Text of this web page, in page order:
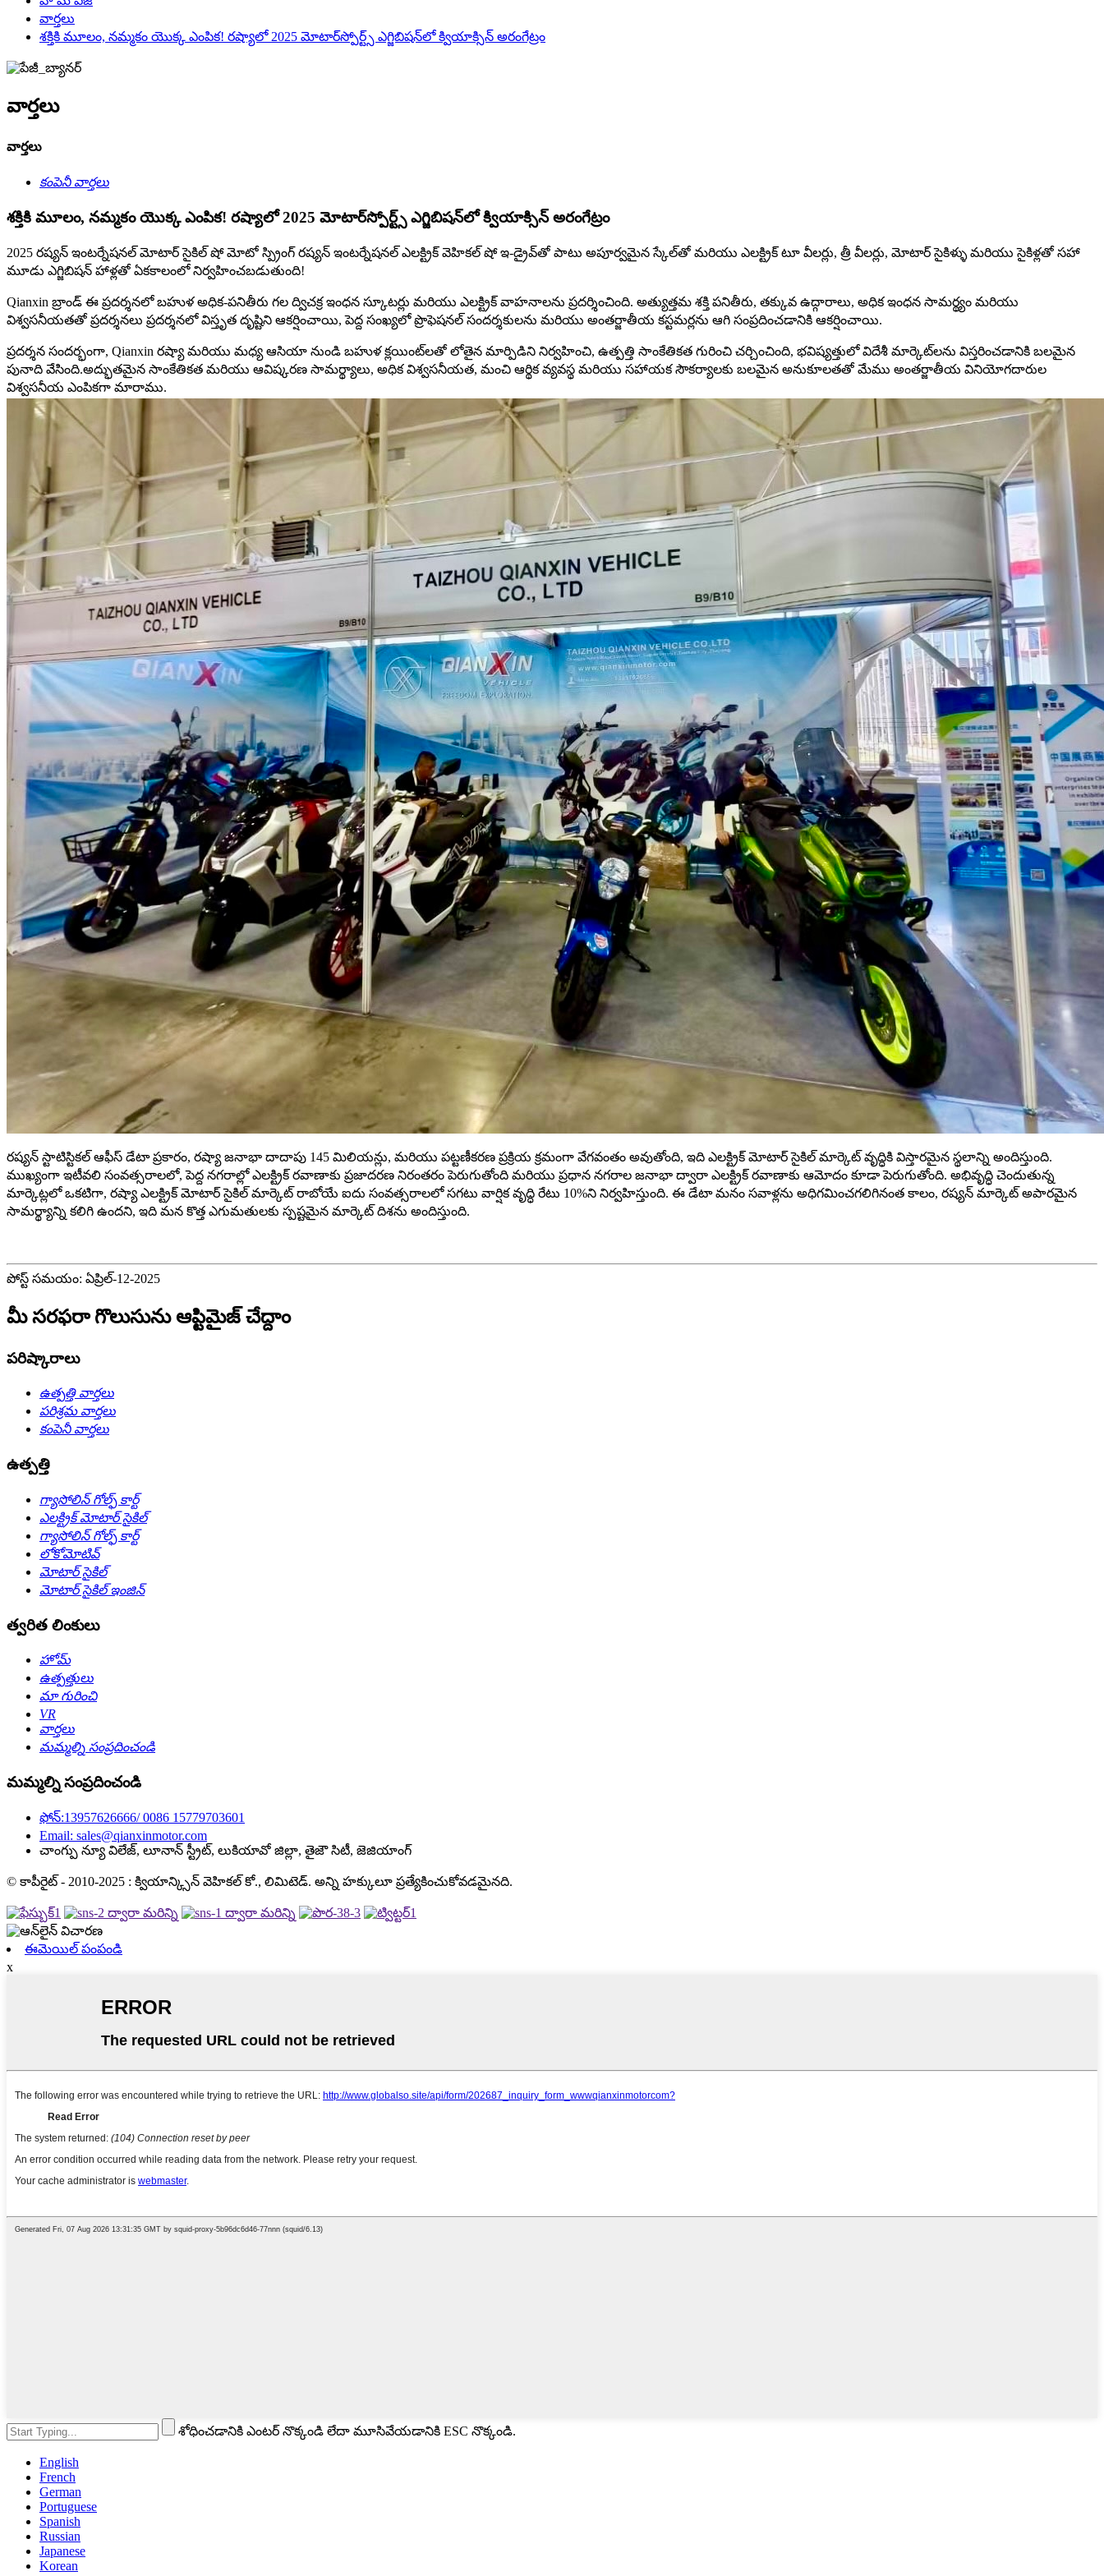
వార్తలు
శక్తికి మూలం, నమ్మకం యొక్క ఎంపిక! రష్యాలో 2025 మోటార్‌స్పోర్ట్స్ ఎగ్జిబిషన్‌లో క్వియాక్సిన్ అరంగేట్రం
వార్తలు
వార్తలు
కంపెనీ వార్తలు
శక్తికి మూలం, నమ్మకం యొక్క ఎంపిక! రష్యాలో 2025 మోటార్‌స్పోర్ట్స్ ఎగ్జిబిషన్‌లో క్వియాక్సిన్ అరంగేట్రం
2025 రష్యన్ ఇంటర్నేషనల్ మోటార్ సైకిల్ షో మోటో స్ప్రింగ్ రష్యన్ ఇంటర్నేషనల్ ఎలక్ట్రిక్ వెహికల్ షో ఇ-డ్రైవ్‌తో పాటు అపూర్వమైన స్కేల్‌తో మరియు ఎలక్ట్రిక్ టూ వీలర్లు, త్రీ వీలర్లు, మోటార్ సైకిళ్ళు మరియు సైకిళ్లతో సహా
మూడు ఎగ్జిబిషన్ హాళ్లతో ఏకకాలంలో నిర్వహించబడుతుంది!
Qianxin బ్రాండ్ ఈ ప్రదర్శనలో బహుళ అధిక-పనితీరు గల ద్విచక్ర ఇంధన స్కూటర్లు మరియు ఎలక్ట్రిక్ వాహనాలను ప్రదర్శించింది. అత్యుత్తమ శక్తి పనితీరు, తక్కువ ఉద్గారాలు, అధిక ఇంధన సామర్థ్యం మరియు
విశ్వసనీయతతో ప్రదర్శనలు ప్రదర్శనలో విస్తృత దృష్టిని ఆకర్షించాయి, పెద్ద సంఖ్యలో ప్రొఫెషనల్ సందర్శకులను మరియు అంతర్జాతీయ కస్టమర్లను ఆగి సంప్రదించడానికి ఆకర్షించాయి.
ప్రదర్శన సందర్భంగా, Qianxin రష్యా మరియు మధ్య ఆసియా నుండి బహుళ క్లయింట్‌లతో లోతైన మార్పిడిని నిర్వహించి, ఉత్పత్తి సాంకేతికత గురించి చర్చించింది, భవిష్యత్తులో విదేశీ మార్కెట్‌లను విస్తరించడానికి బలమైన
పునాది వేసింది.అద్భుతమైన సాంకేతికత మరియు ఆవిష్కరణ సామర్థ్యాలు, అధిక విశ్వసనీయత, మంచి ఆర్థిక వ్యవస్థ మరియు సహాయక సౌకర్యాలకు బలమైన అనుకూలతతో మేము అంతర్జాతీయ వినియోగదారుల
విశ్వసనీయ ఎంపికగా మారాము.
రష్యన్ స్టాటిస్టికల్ ఆఫీస్ డేటా ప్రకారం, రష్యా జనాభా దాదాపు 145 మిలియన్లు, మరియు పట్టణీకరణ ప్రక్రియ క్రమంగా వేగవంతం అవుతోంది, ఇది ఎలక్ట్రిక్ మోటార్ సైకిల్ మార్కెట్ వృద్ధికి విస్తారమైన స్థలాన్ని అందిస్తుంది.
ముఖ్యంగా ఇటీవలి సంవత్సరాలలో, పెద్ద నగరాల్లో ఎలక్ట్రిక్ రవాణాకు ప్రజాదరణ నిరంతరం పెరుగుతోంది మరియు ప్రధాన నగరాల జనాభా ద్వారా ఎలక్ట్రిక్ రవాణాకు ఆమోదం కూడా పెరుగుతోంది. అభివృద్ధి చెందుతున్న
మార్కెట్లలో ఒకటిగా, రష్యా ఎలక్ట్రిక్ మోటార్ సైకిల్ మార్కెట్ రాబోయే ఐదు సంవత్సరాలలో సగటు వార్షిక వృద్ధి రేటు 10%ని నిర్వహిస్తుంది. ఈ డేటా మనం సవాళ్లను అధిగమించగలిగినంత కాలం, రష్యన్ మార్కెట్ అపారమైన
సామర్థ్యాన్ని కలిగి ఉందని, ఇది మన కొత్త ఎగుమతులకు స్పష్టమైన మార్కెట్ దిశను అందిస్తుంది.
పోస్ట్ సమయం: ఏప్రిల్-12-2025
మీ సరఫరా గొలుసును ఆప్టిమైజ్ చేద్దాం
పరిష్కారాలు
ఉత్పత్తి వార్తలు
పరిశ్రమ వార్తలు
కంపెనీ వార్తలు
ఉత్పత్తి
గ్యాసోలిన్ గోల్ఫ్ కార్ట్
ఎలక్ట్రిక్ మోటార్ సైకిల్
గ్యాసోలిన్ గోల్ఫ్ కార్ట్
లోకోమోటివ్
మోటార్ సైకిల్
మోటార్ సైకిల్ ఇంజిన్
త్వరిత లింకులు
హోమ్
ఉత్పత్తులు
మా గురించి
VR
వార్తలు
మమ్మల్ని సంప్రదించండి
మమ్మల్ని సంప్రదించండి
ఫోన్:13957626666/ 0086 15779703601
Email: sales@qianxinmotor.com
చాంగ్పు న్యూ విలేజ్, లూనాన్ స్ట్రీట్, లుకియావో జిల్లా, తైజౌ సిటీ, జెజియాంగ్
© కాపీరైట్ - 2010-2025 : క్వియాన్క్సిన్ వెహికల్ కో., లిమిటెడ్. అన్ని హక్కులూ ప్రత్యేకించుకోవడమైనది.
ఈమెయిల్ పంపండి
x
శోధించడానికి ఎంటర్ నొక్కండి లేదా మూసివేయడానికి ESC నొక్కండి.
English
French
German
Portuguese
Spanish
Russian
Japanese
Korean